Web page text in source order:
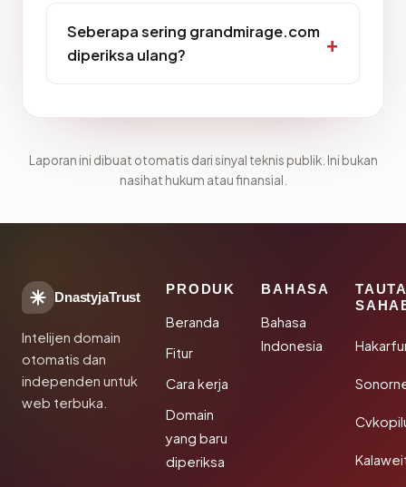
Seberapa sering grandmirage.com
diperiksa ulang?
Laporan ini dibuat otomatis dari sinyal teknis publik. Ini bukan
nasihat hukum atau finansial.
DnastyjaTrust
Intelijen domain
otomatis dan
independen untuk
web terbuka.
PRODUK
Beranda
Fitur
Cara kerja
Domain
yang baru
diperiksa
BAHASA
Bahasa
Indonesia